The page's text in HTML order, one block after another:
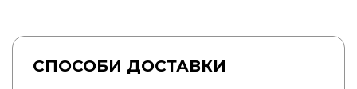
СПОСОБИ ДОСТАВКИ